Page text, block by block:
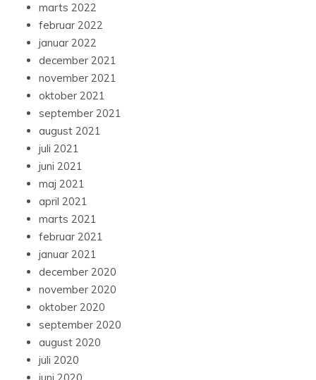
marts 2022
februar 2022
januar 2022
december 2021
november 2021
oktober 2021
september 2021
august 2021
juli 2021
juni 2021
maj 2021
april 2021
marts 2021
februar 2021
januar 2021
december 2020
november 2020
oktober 2020
september 2020
august 2020
juli 2020